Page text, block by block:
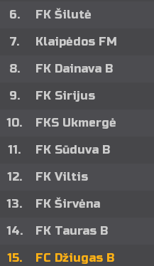
6. FK Šilutė
7. Klaipėdos FM
8. FK Dainava B
9. FK Sirijus
10. FKS Ukmergė
11. FK Sūduva B
12. FK Viltis
13. FK Širvėna
14. FK Tauras B
15. FC Džiugas B